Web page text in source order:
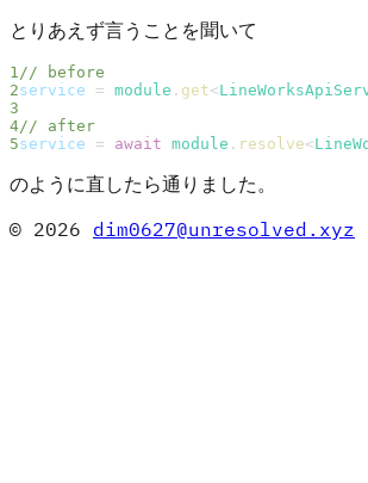
とりあえず言うことを聞いて
// before
service = module . get<
// after
service = await module . resolve<
のように直したら通りました。
© 2026 dim0627@unresolved.xyz